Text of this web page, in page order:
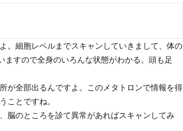
。細胞レベルまでスキャンしていきまして、体の
すので全身のいろんな状態がわかる。頭も足
が全部出るんですよ。このメタトロンで情報を得
ことですね。
脳のところを診て異常があればスキャンしてみ